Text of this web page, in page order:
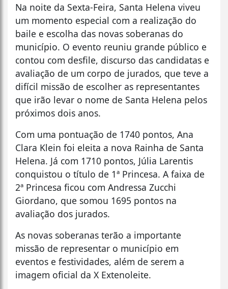
Na noite da Sexta-Feira, Santa Helena viveu
um momento especial com a realização do
baile e escolha das novas soberanas do
município. O evento reuniu grande público e
contou com desfile, discurso das candidatas e
avaliação de um corpo de jurados, que teve a
difícil missão de escolher as representantes
que irão levar o nome de Santa Helena pelos
próximos dois anos.
Com uma pontuação de 1740 pontos, Ana
Clara Klein foi eleita a nova Rainha de Santa
Helena. Já com 1710 pontos, Júlia Larentis
conquistou o título de 1ª Princesa. A faixa de
2ª Princesa ficou com Andressa Zucchi
Giordano, que somou 1695 pontos na
avaliação dos jurados.
As novas soberanas terão a importante
missão de representar o município em
eventos e festividades, além de serem a
imagem oficial da X Extenoleite.